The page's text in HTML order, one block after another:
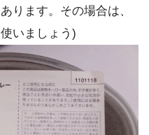
ります。その場合は、
いましょう)